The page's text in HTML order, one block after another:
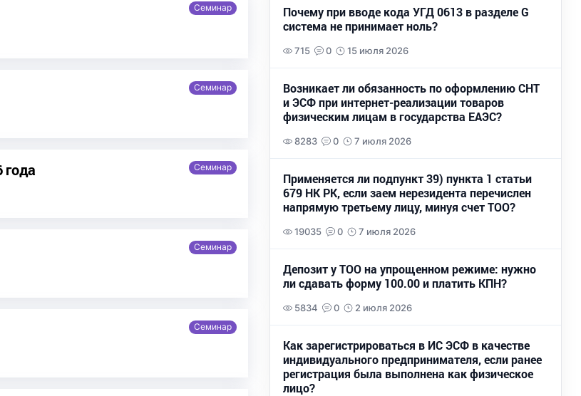
Семинар
Семинар
года Семинар
Семинар
Семинар
Почему при вводе кода УГД 0613 в разделе G
система не принимает ноль?
715 0 15 июля 2026
Возникает ли обязанность по оформлению СНТ
и ЭСФ при интернет-реализации товаров
физическим лицам в государства ЕАЭС?
8283 0 7 июля 2026
Применяется ли подпункт 39) пункта 1 статьи
679 НК РК, если заем нерезидента перечислен
напрямую третьему лицу, минуя счет ТОО?
19035 0 7 июля 2026
Депозит у ТОО на упрощенном режиме: нужно
ли сдавать форму 100.00 и платить КПН?
5834 0 2 июля 2026
Как зарегистрироваться в ИС ЭСФ в качестве
индивидуального предпринимателя, если ранее
регистрация была выполнена как физическое
лицо?